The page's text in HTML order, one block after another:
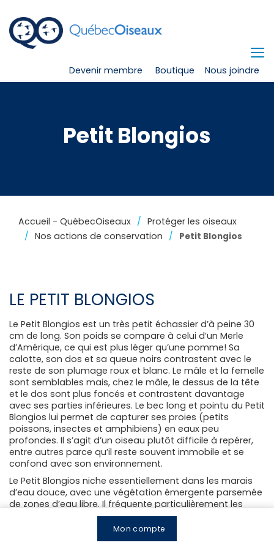
Devenir membre Boutique Nous joindre
Mon compte
Petit Blongios
Accueil - QuébecOiseaux
Protéger les oiseaux
Nos actions de conservation
Petit Blongios
LE PETIT BLONGIOS
Le Petit Blongios est un très petit échassier d’à peine 30
cm de long. Son poids se compare à celui d’un Merle
d’Amérique, ce qui est plus léger qu’une pomme! Sa
calotte, son dos et sa queue noirs contrastent avec le
reste de son plumage roux et blanc. Le mâle et la femelle
sont semblables mais, chez le mâle, le dessus de la tête
et le dos sont plus foncés et contrastent davantage
avec ses parties inférieures. Le bec long et pointu du Petit
Blongios lui permet de capturer ses proies (petits
poissons, insectes et amphibiens) en eaux peu
profondes. Il s’agit d’un oiseau plutôt difficile à repérer,
entre autres parce qu’il reste souvent immobile et se
confond avec son environnement.
Le Petit Blongios niche essentiellement dans les marais
d’eau douce, avec une végétation émergente parsemée
de zones d’eau libre. Il fréquente particulièrement les
marais à quenouilles, mais on le trouve aussi dans des
marais dominés par d’autres végétaux, comme le
Roseau commun (phragmite), ou par des arbustes.